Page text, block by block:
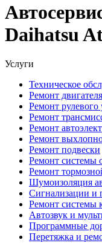
Daihatsu
Услуги
Техническое
Ремонт двигателя
Ремонт рулевого
Ремонт
Ремонт
Ремонт
Ремонт подвески
Ремонт системы
Ремонт
Шумоизоляция
Сигнализации и
Ремонт системы
Автозвук и
Программные
Перетяжка и